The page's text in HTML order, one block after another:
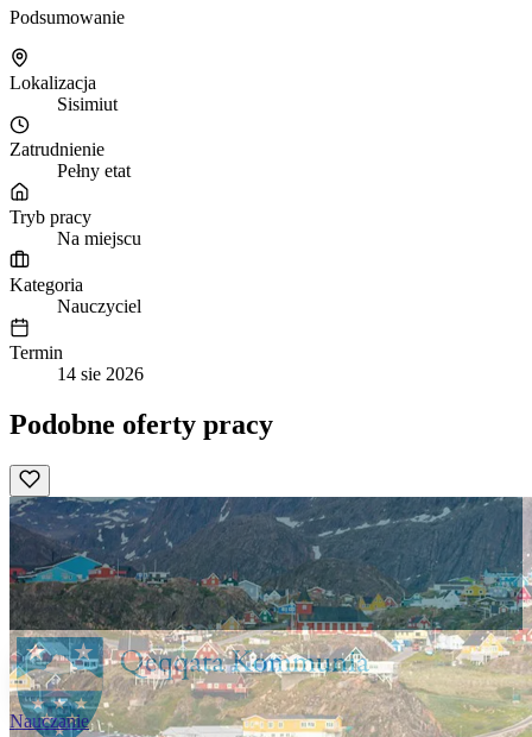
Podsumowanie
Lokalizacja
Sisimiut
Zatrudnienie
Pełny etat
Tryb pracy
Na miejscu
Kategoria
Nauczyciel
Termin
14 sie 2026
Podobne oferty pracy
Nauczanie